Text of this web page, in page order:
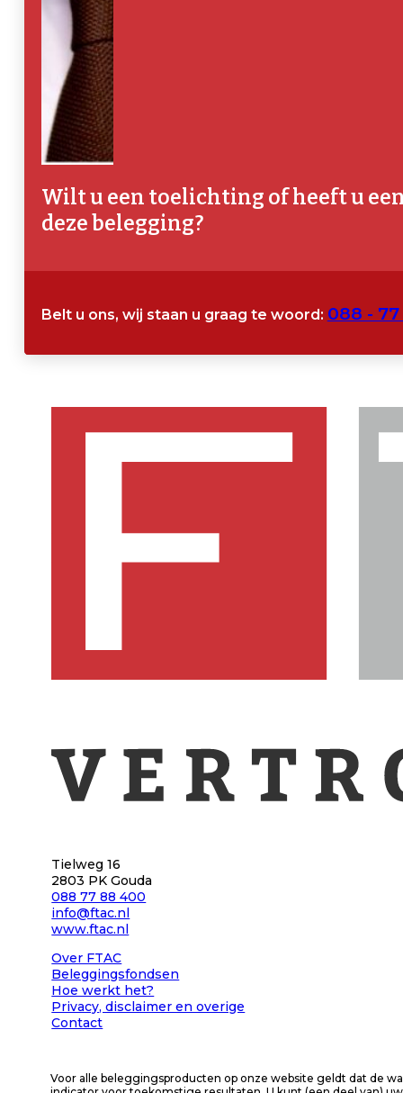
Tielweg 16
2803 PK Gouda
088 77 88 400
info@ftac.nl
www.ftac.nl
Over FTAC
Beleggingsfondsen
Hoe werkt het?
Privacy, disclaimer en overige
Contact
Wilt u een toelichting of heeft u
deze belegging?
Belt u ons, wij staan u graag te woord: 088 -
Voor alle beleggingsproducten op onze website geldt dat de